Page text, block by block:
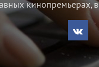
кинопремьерах,